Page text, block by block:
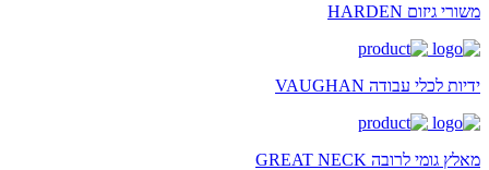
משורי גיזום HARDEN
ידיות לכלי עבודה VAUGHAN
מאלץ גומי לרובה GREAT NECK